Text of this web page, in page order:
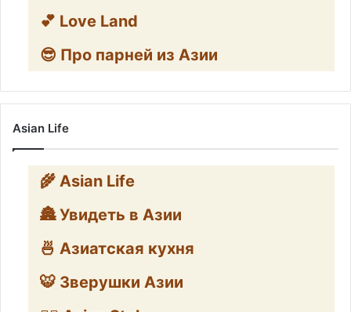
💕 Love Land
😎 Про парней из Азии
Asian Life
🌾 Asian Life
🏯 Увидеть в Азии
🍜 Азиатская кухня
🐯 Зверушки Азии